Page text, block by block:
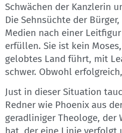
Schwächen der Kanzlerin
Die Sehnsüchte der
Medien nach einer
erfüllen. Sie ist kein
gelobtes Land führt, mit
schwer. Obwohl
Just in dieser Situation
Redner wie Phoenix aus
geradliniger Theologe, der